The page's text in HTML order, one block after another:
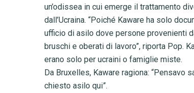
un’odissea in cui emerge il trattamento
dall’Ucraina. “Poiché Kaware ha solo
ufficio di asilo dove persone provenienti
bruschi e oberati di lavoro”, riporta Pop.
erano solo per ucraini o famiglie miste.
Da Bruxelles, Kaware ragiona: “Pensavo
chiesto asilo qui”.